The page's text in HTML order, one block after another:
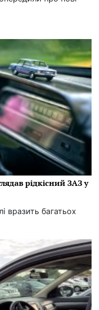
рідкісний ЗАЗ у
вразить багатьох